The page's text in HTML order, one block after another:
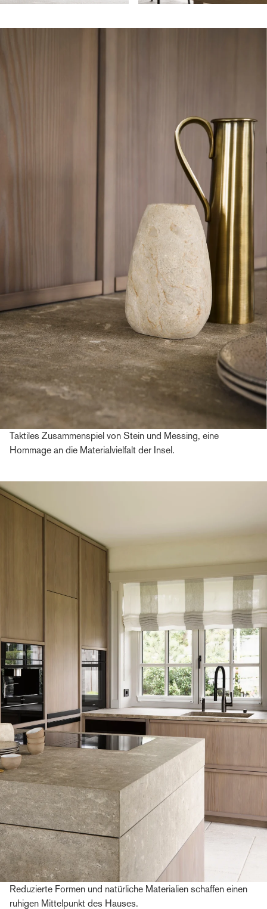
Taktiles Zusammenspiel von Stein und Messing, eine
Hommage an die Materialvielfalt der Insel.
Reduzierte Formen und natürliche Materialien schaffen einen
ruhigen Mittelpunkt des Hauses.